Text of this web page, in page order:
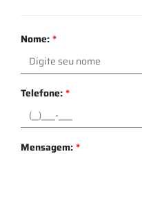
Nome:*
Telefone:*
Mensagem:*